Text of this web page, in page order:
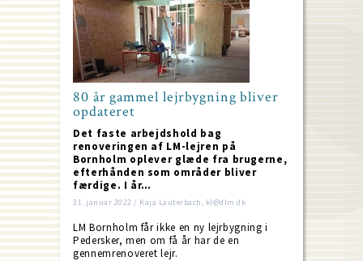
80 år gammel lejrbygning bliver
opdateret
Det faste arbejdshold bag
renoveringen af LM-lejren på
Bornholm oplever glæde fra brugerne,
efterhånden som områder bliver
færdige. I år…
31. januar 2022 / Kaja Lauterbach, kl@dlm.dk
LM Bornholm får ikke en ny lejrbygning i
Pedersker, men om få år har de en
gennemrenoveret lejr.